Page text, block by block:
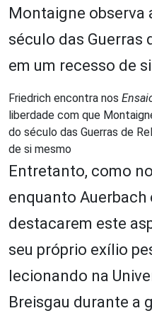
Montaigne observa
século das Guerras
em um recesso de
Friedrich encontra nos
liberdade com que
do século das Guerras de
de si mesmo
Entretanto, como
enquanto Auerbach
destacarem este
seu próprio exílio
lecionando na
Breisgau durante a